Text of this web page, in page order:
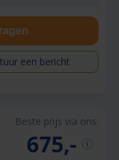
een bericht
Beste prijs via ons:
675,-